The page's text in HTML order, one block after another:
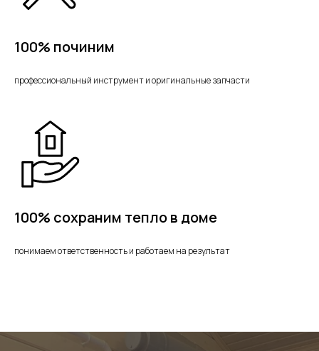
100% починим
профессиональный инструмент и оригинальные запчасти
100% сохраним тепло в доме
понимаем ответственность и работаем на результат